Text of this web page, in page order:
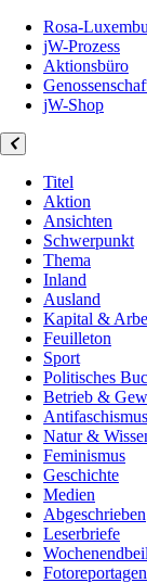
Rosa-
jW-Prozess
Aktionsbüro
jW-Shop
Titel
Aktion
Ansichten
Schwerpunkt
Thema
Inland
Ausland
Kapital &
Feuilleton
Sport
Politisches
Betrieb &
Antifaschismus
Natur &
Feminismus
Geschichte
Medien
Abgeschrieben
Leserbriefe
Fotoreportagen